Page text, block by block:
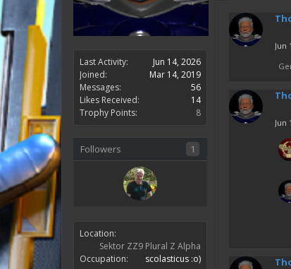
Last Activity:
Jun 14, 2026
Joined:
Mar 14, 2019
Messages:
56
Likes Received:
14
Trophy Points:
8
Followers
1
Location:
Sektor ZZ9 Plural Z Alpha
Occupation:
scolasticus :o)
Jun
Jun